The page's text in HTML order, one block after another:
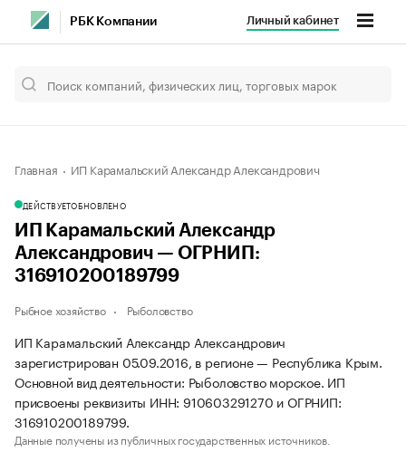
РБК Компании Личный кабинет
Главная ИП Карамальский Александр Александрович
ДЕЙСТВУЕТОБНОВЛЕНО
ИП Карамальский Александр
Александрович — ОГРНИП:
316910200189799
Рыбное хозяйство Рыболовство
ИП Карамальский Александр Александрович
зарегистрирован 05.09.2016, в регионе — Республика Крым.
Основной вид деятельности: Рыболовство морское. ИП
присвоены реквизиты ИНН: 910603291270 и ОГРНИП:
316910200189799.
Данные получены из публичных государственных источников.